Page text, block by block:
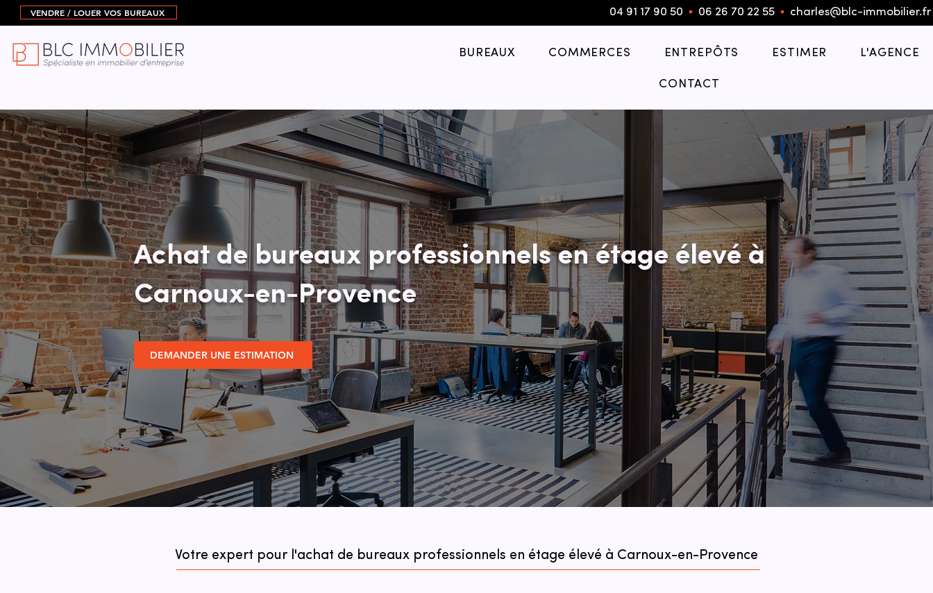
VENDRE / LOUER VOS BUREAUX 04 91 17 90 50 ▪︎ 06 26 70 22 55 ▪︎ charles@blc-immobilier.fr
BUREAUX COMMERCES ENTREPÔTS ESTIMER L'AGENCE
CONTACT
Achat de bureaux professionnels en étage élevé à
Carnoux-en-Provence
DEMANDER UNE ESTIMATION
Votre expert pour l'achat de bureaux professionnels en étage élevé à Carnoux-en-Provence